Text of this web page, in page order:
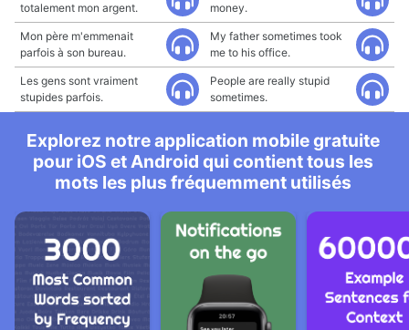
totalement mon argent.
money.
Mon père m'emmenait
parfois à son bureau.
My father sometimes took
me to his office.
Les gens sont vraiment
stupides parfois.
People are really stupid
sometimes.
Explorez notre application mobile gratuite
pour iOS et Android qui contient tous les
mots les plus fréquemment utilisés